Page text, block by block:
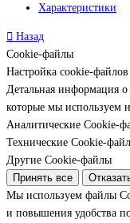
Характеристики
Назад
Cookie-файлы
Настройка cookie-файлов
Детальная информация
которые мы используем
Аналитические Cookie-
Технические Cookie-
Другие Cookie-файлы
Принять все
Мы используем файлы
и повышения удобства